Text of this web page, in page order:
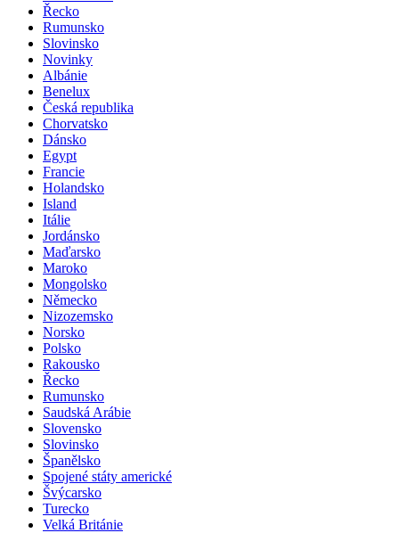
Řecko
Rumunsko
Slovinsko
Novinky
Albánie
Benelux
Česká republika
Chorvatsko
Dánsko
Egypt
Francie
Holandsko
Island
Itálie
Jordánsko
Maďarsko
Maroko
Mongolsko
Německo
Nizozemsko
Norsko
Polsko
Rakousko
Řecko
Rumunsko
Saudská Arábie
Slovensko
Slovinsko
Španělsko
Spojené státy americké
Švýcarsko
Turecko
Velká Británie